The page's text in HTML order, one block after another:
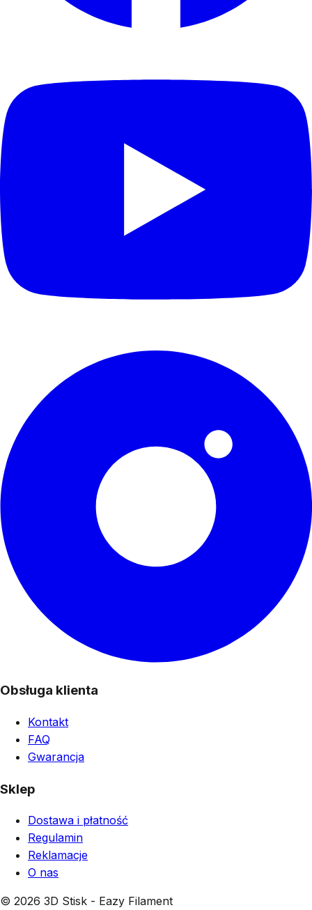
Obsługa klienta
Kontakt
FAQ
Gwarancja
Sklep
Dostawa i płatność
Regulamin
Reklamacje
O nas
© 2026 3D Stisk - Eazy Filament